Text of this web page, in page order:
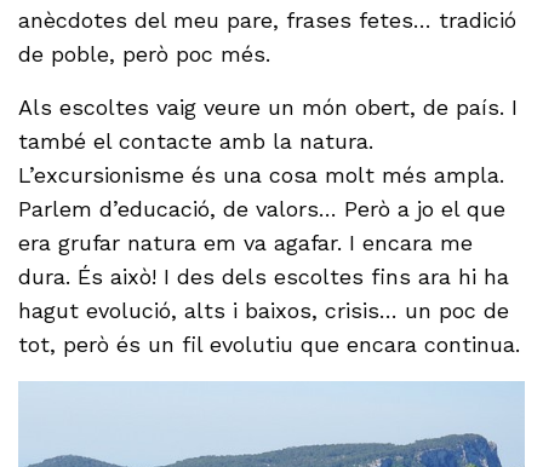
anècdotes del meu pare, frases fetes… tradició
de poble, però poc més.
Als escoltes vaig veure un món obert, de país. I
també el contacte amb la natura.
L’excursionisme és una cosa molt més ampla.
Parlem d’educació, de valors… Però a jo el que
era grufar natura em va agafar. I encara me
dura. És això! I des dels escoltes fins ara hi ha
hagut evolució, alts i baixos, crisis… un poc de
tot, però és un fil evolutiu que encara continua.